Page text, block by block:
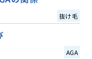
抜け毛
AGA